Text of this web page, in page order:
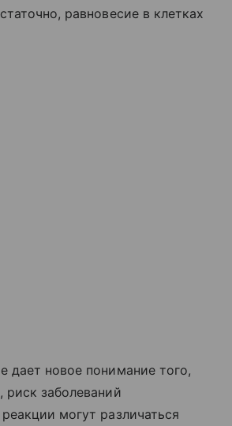
равновесие в клетках
дает новое понимание того,
риск заболеваний
могут различаться